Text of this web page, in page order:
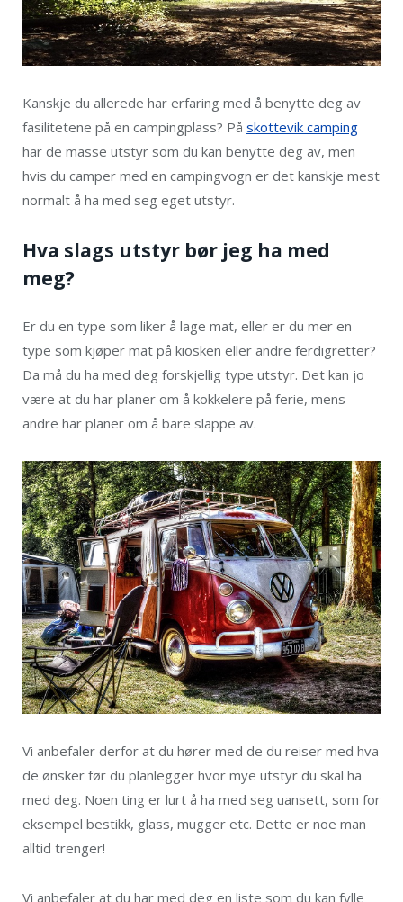
Kanskje du allerede har erfaring med å benytte deg av
fasilitetene på en campingplass? På skottevik camping
har de masse utstyr som du kan benytte deg av, men
hvis du camper med en campingvogn er det kanskje mest
normalt å ha med seg eget utstyr.
Hva slags utstyr bør jeg ha med
meg?
Er du en type som liker å lage mat, eller er du mer en
type som kjøper mat på kiosken eller andre ferdigretter?
Da må du ha med deg forskjellig type utstyr. Det kan jo
være at du har planer om å kokkelere på ferie, mens
andre har planer om å bare slappe av.
Vi anbefaler derfor at du hører med de du reiser med hva
de ønsker før du planlegger hvor mye utstyr du skal ha
med deg. Noen ting er lurt å ha med seg uansett, som for
eksempel bestikk, glass, mugger etc. Dette er noe man
alltid trenger!
Vi anbefaler at du har med deg en liste som du kan fylle